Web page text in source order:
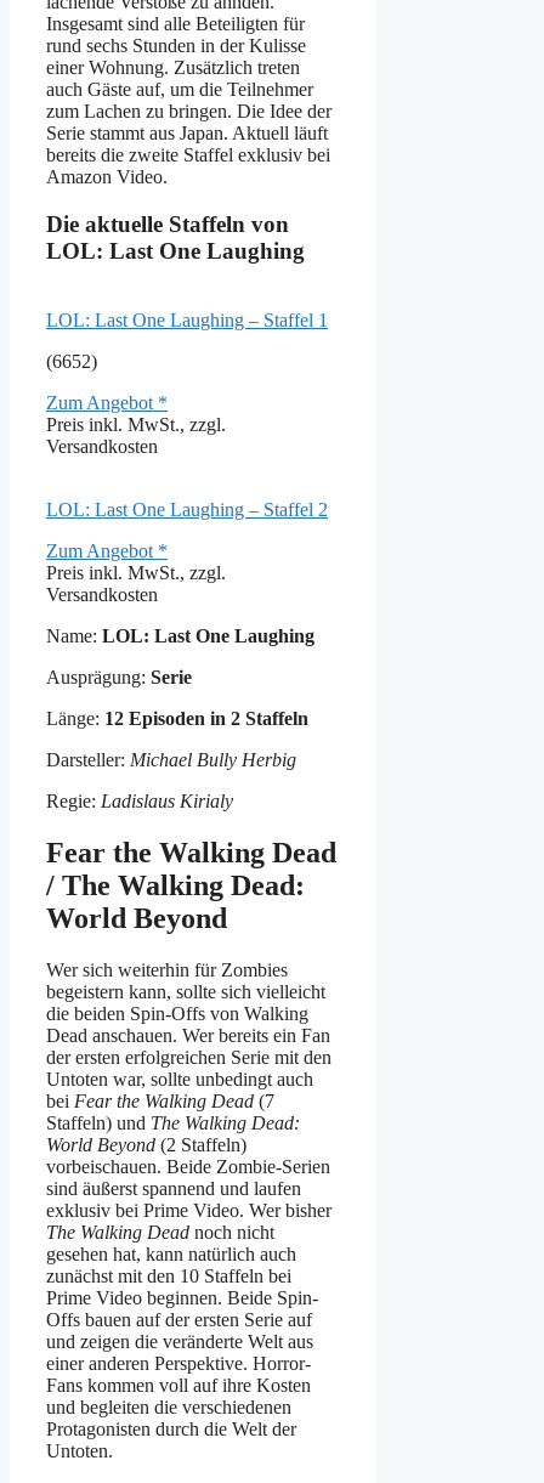
Insgesamt sind alle Beteiligten für
rund sechs Stunden in der Kulisse
einer Wohnung. Zusätzlich treten
auch Gäste auf, um die Teilnehmer
zum Lachen zu bringen. Die Idee der
Serie stammt aus Japan. Aktuell läuft
bereits die zweite Staffel exklusiv bei
Amazon Video.
Die aktuelle Staffeln von
LOL: Last One Laughing
LOL: Last One Laughing – Staffel 1
(6652)
Zum Angebot *
Preis inkl. MwSt., zzgl.
Versandkosten
LOL: Last One Laughing – Staffel 2
Zum Angebot *
Preis inkl. MwSt., zzgl.
Versandkosten
Name: LOL: Last One Laughing
Ausprägung: Serie
Länge: 12 Episoden in 2 Staffeln
Darsteller: Michael Bully Herbig
Regie: Ladislaus Kirialy
Fear the Walking Dead
/ The Walking Dead:
World Beyond
Wer sich weiterhin für Zombies
begeistern kann, sollte sich vielleicht
die beiden Spin-Offs von Walking
Dead anschauen. Wer bereits ein Fan
der ersten erfolgreichen Serie mit den
Untoten war, sollte unbedingt auch
bei Fear the Walking Dead (7
Staffeln) und The Walking Dead:
World Beyond (2 Staffeln)
vorbeischauen. Beide Zombie-Serien
sind äußerst spannend und laufen
exklusiv bei Prime Video. Wer bisher
The Walking Dead noch nicht
gesehen hat, kann natürlich auch
zunächst mit den 10 Staffeln bei
Prime Video beginnen. Beide Spin-
Offs bauen auf der ersten Serie auf
und zeigen die veränderte Welt aus
einer anderen Perspektive. Horror-
Fans kommen voll auf ihre Kosten
und begleiten die verschiedenen
Protagonisten durch die Welt der
Untoten.